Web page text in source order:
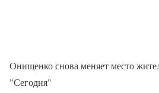
Онищенко снова меняет место
"Сегодня"